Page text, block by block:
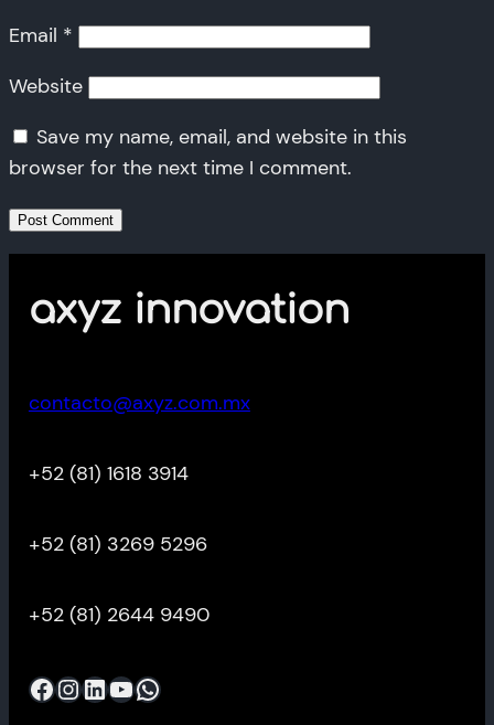
Email *
Website
Save my name, email, and website in this
browser for the next time I comment.
axyz innovation
contacto@axyz.com.mx
+52 (81) 1618 3914
+52 (81) 3269 5296
+52 (81) 2644 9490
Facebook InstagramLinkedIn YouTube WhatsApp